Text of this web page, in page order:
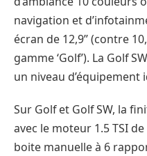
navigation et
écran de 12,9’’ (contre
gamme ‘Golf’). La Golf
un niveau d’équipement
Sur Golf et Golf SW, la
avec le moteur 1.5 TSI
boite manuelle à 6